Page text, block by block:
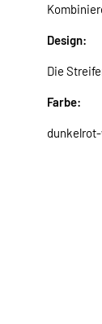
Design:
Die
Farbe: